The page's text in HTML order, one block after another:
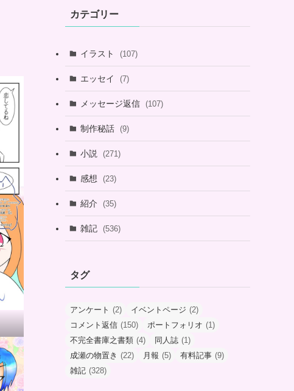
カテゴリー
イラスト (107)
エッセイ (7)
メッセージ返信 (107)
制作秘話 (9)
小説 (271)
感想 (23)
紹介 (35)
雑記 (536)
タグ
アンケート (2) イベントページ (2)
コメント返信 (150) ポートフォリオ (1)
不完全書庫之書類 (4) 同人誌 (1)
成瀬の物置き (22) 月報 (5) 有料記事 (9)
雑記 (328)